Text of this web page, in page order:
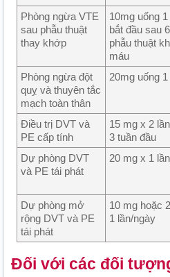
Phòng ngừa VTE
sau phẫu thuật
thay khớp
10mg uống
bắt đầu sau
phẫu thuật
máu
Phòng ngừa đột
quỵ và thuyên tắc
mạch toàn thân
20mg uống
Điều trị DVT và
PE cấp tính
15 mg x 2
3 tuần đầu
Dự phòng DVT
và PE tái phát
20 mg x 1
Dự phòng mở
rộng DVT và PE
tái phát
10 mg hoặc
1 lần/ngày
Đối với các đối